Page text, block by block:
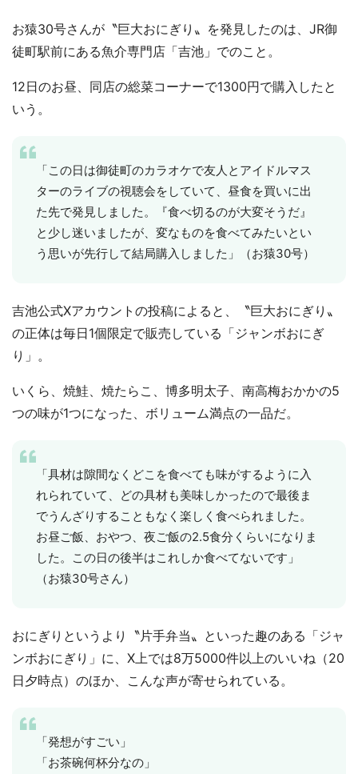
お猿30号さんが〝巨大おにぎり〟を発見したのは、JR御
徒町駅前にある魚介専門店「吉池」でのこと。
12日のお昼、同店の総菜コーナーで1300円で購入したと
いう。
「この日は御徒町のカラオケで友人とアイドルマス
ターのライブの視聴会をしていて、昼食を買いに出
た先で発見しました。『食べ切るのが大変そうだ』
と少し迷いましたが、変なものを食べてみたいとい
う思いが先行して結局購入しました」（お猿30号）
吉池公式Xアカウントの投稿によると、〝巨大おにぎり〟
の正体は毎日1個限定で販売している「ジャンボおにぎ
り」。
いくら、焼鮭、焼たらこ、博多明太子、南高梅おかかの5
つの味が1つになった、ボリューム満点の一品だ。
「具材は隙間なくどこを食べても味がするように入
れられていて、どの具材も美味しかったので最後ま
でうんざりすることもなく楽しく食べられました。
お昼ご飯、おやつ、夜ご飯の2.5食分くらいになりま
した。この日の後半はこれしか食べてないです」
（お猿30号さん）
おにぎりというより〝片手弁当〟といった趣のある「ジャ
ンボおにぎり」に、X上では8万5000件以上のいいね（20
日夕時点）のほか、こんな声が寄せられている。
「発想がすごい」
「お茶碗何杯分なの」